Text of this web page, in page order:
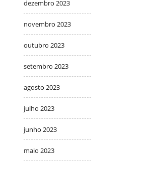
dezembro 2023
novembro 2023
outubro 2023
setembro 2023
agosto 2023
julho 2023
junho 2023
maio 2023